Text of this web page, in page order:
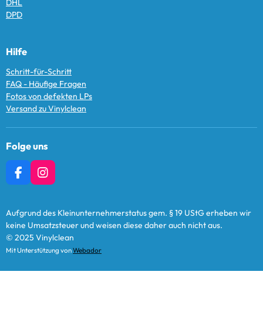
DHL
DPD
Hilfe
Schritt-für-Schritt
FAQ - Häufige Fragen
Fotos von defekten LPs
Versand zu Vinylclean
Folge uns
F
A
E
B
O
O
K
I
N
T
A
G
R
A
Aufgrund des Kleinunternehmerstatus gem. § 19 UStG erheben wir
keine Umsatzsteuer und weisen diese daher auch nicht aus.
© 2025 Vinylclean
Mit Unterstützung vonWebador